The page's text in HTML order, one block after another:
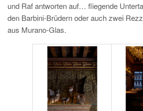
und Raf antworten auf… fliegende
den Barbini-Brüdern oder auch zwei
aus Murano-Glas.